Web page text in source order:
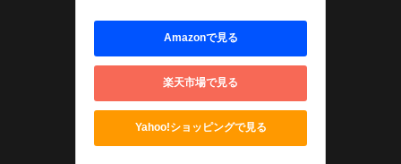
Amazonで見る
楽天市場で見る
Yahoo!ショッピングで見る